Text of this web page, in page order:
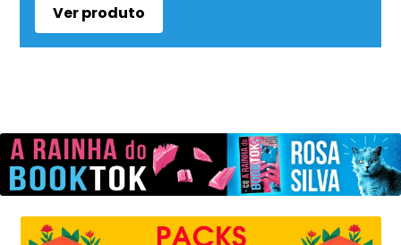
Ver produto